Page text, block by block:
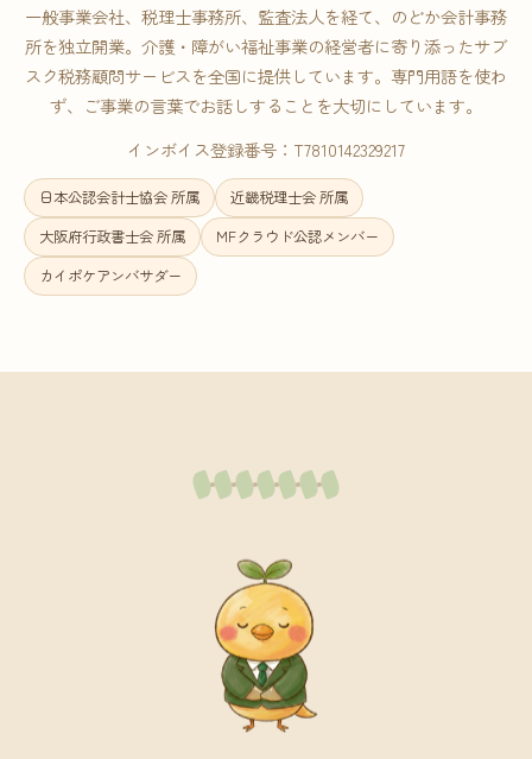
一般事業会社、税理士事務所、監査法人を経て、のどか会計事務
所を独立開業。介護・障がい福祉事業の経営者に寄り添ったサブ
スク税務顧問サービスを全国に提供しています。専門用語を使わ
ず、ご事業の言葉でお話しすることを大切にしています。
インボイス登録番号：T7810142329217
日本公認会計士協会 所属
近畿税理士会 所属
大阪府行政書士会 所属
MFクラウド公認メンバー
カイポケアンバサダー